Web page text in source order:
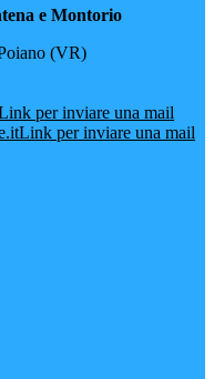
e Montorio
(VR)
per inviare una mail
Link per inviare una mail